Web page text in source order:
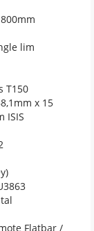
lim
T150
x 15
ISIS
Flatbar /